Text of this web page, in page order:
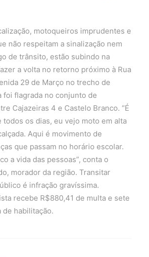
motoqueiros imprudentes e
não respeitam a sinalização nem
de trânsito, estão subindo na
a volta no retorno próximo à Rua
29 de Março no trecho de
foi flagrada no conjunto de
Cajazeiras 4 e Castelo Branco. “É
todos os dias, eu vejo moto em alta
Aqui é movimento de
que passam no horário escolar.
a vida das pessoas”, conta o
morador da região. Transitar
é infração gravíssima.
recebe R$880,41 de multa e sete
habilitação.